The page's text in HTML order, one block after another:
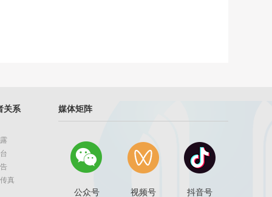
关系
真
媒体矩阵
公众号 视频号 抖音号